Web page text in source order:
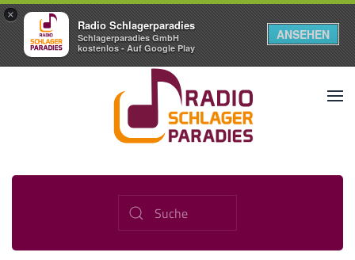
×
Radio Schlagerparadies
Schlagerparadies GmbH
kostenlos - Auf Google Play
ANSEHEN